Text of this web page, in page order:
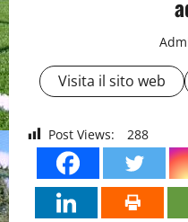
Visita il sito web
Post Views: 288